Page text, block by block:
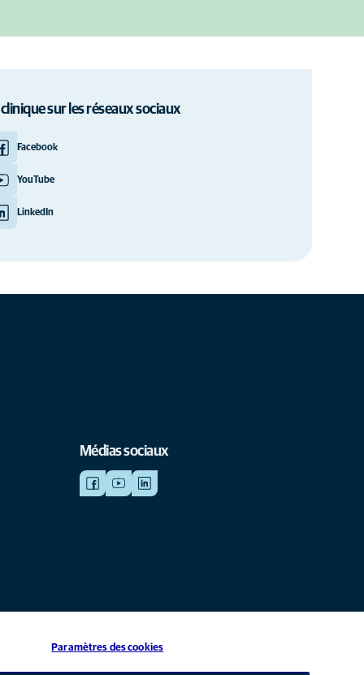
sur les réseaux sociaux
Facebook
YouTube
LinkedIn
Médias sociaux
Paramètres des cookies